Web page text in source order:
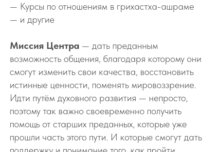
— Курсы по отношениям в грихастха-ашраме
— и другие
Миссия Центра — дать преданным
возможность общения, благодаря которому они
смогут изменить свои качества, восстановить
истинные ценности, поменять мировоззрение.
Идти путём духовного развития — непросто,
поэтому так важно своевременно получить
помощь от старших преданных, которые уже
прошли часть этого пути. И которые смогут дать